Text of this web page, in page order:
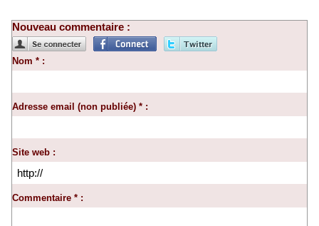
Nouveau commentaire :
Nom * :
Adresse email (non publiée) * :
Site web :
Commentaire * :